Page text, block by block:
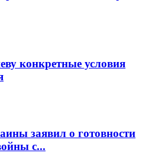
конкретные условия
заявил о готовности
с...